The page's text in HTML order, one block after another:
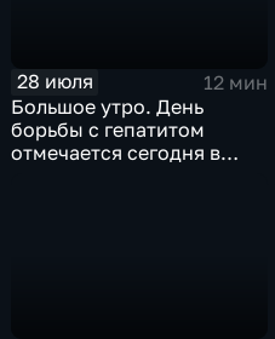
28 июля
12 мин
Большое утро. День
борьбы с гепатитом
отмечается сегодня в